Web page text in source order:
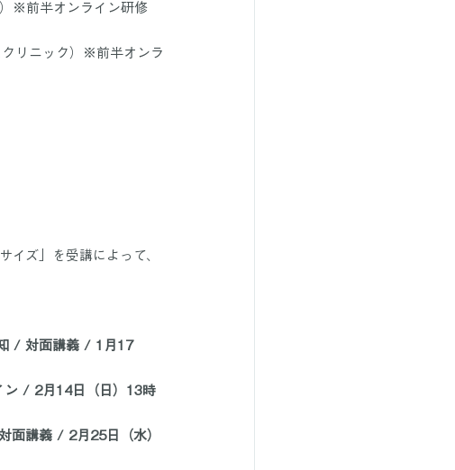
※前半オンライン研修
リニック）※前半オンラ
ズ」を受講によって、
/ 対面講義 / 1月17
ン / 2月14日（日）13時
面講義 / 2月25日（水）